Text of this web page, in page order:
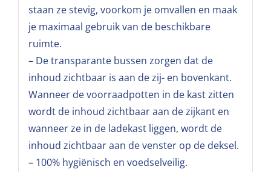
staan ze stevig, voorkom je omvallen en maak
je maximaal gebruik van de beschikbare
ruimte.
– De transparante bussen zorgen dat de
inhoud zichtbaar is aan de zij- en bovenkant.
Wanneer de voorraadpotten in de kast zitten
wordt de inhoud zichtbaar aan de zijkant en
wanneer ze in de ladekast liggen, wordt de
inhoud zichtbaar aan de venster op de deksel.
– 100% hygiënisch en voedselveilig.